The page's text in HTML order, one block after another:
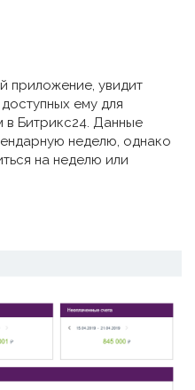
приложение, увидит
ему для
в Битрикс24. Данные
неделю, однако
на неделю или